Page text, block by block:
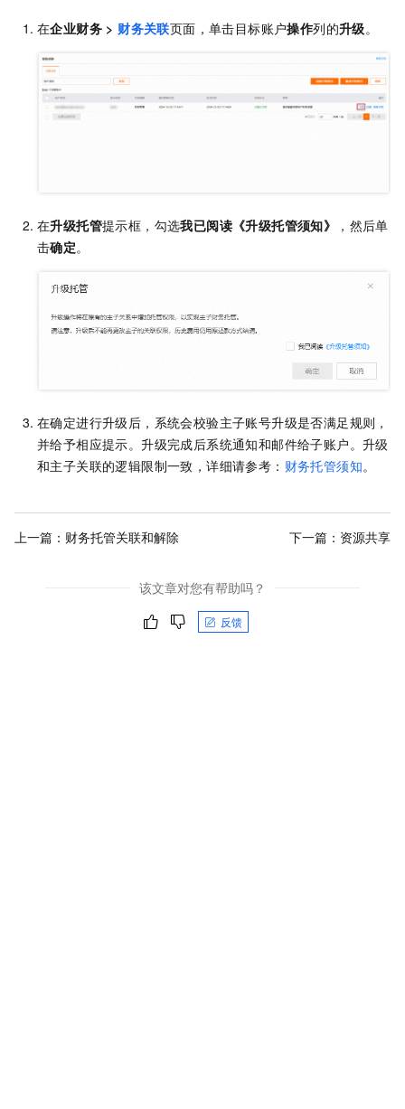
在企业财务 > 财务关联页面，单击目标账户操作列的升级。
在升级托管提示框，勾选我已阅读《升级托管须知》
，然后单
击确定。
在确定进行升级后，系统会校验主子账号升级是否满足规则，
并给予相应提示。升级完成后系统通知和邮件给子账户。升级
和主子关联的逻辑限制一致，详细请参考： 财务托管须知。
上一篇： 财务托管关联和解除 下一篇： 资源共享
该文章对您有帮助吗？
反馈